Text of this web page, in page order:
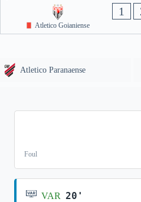
Atletico Goianiense
1
Atletico Paranaense
Foul
VAR 20'